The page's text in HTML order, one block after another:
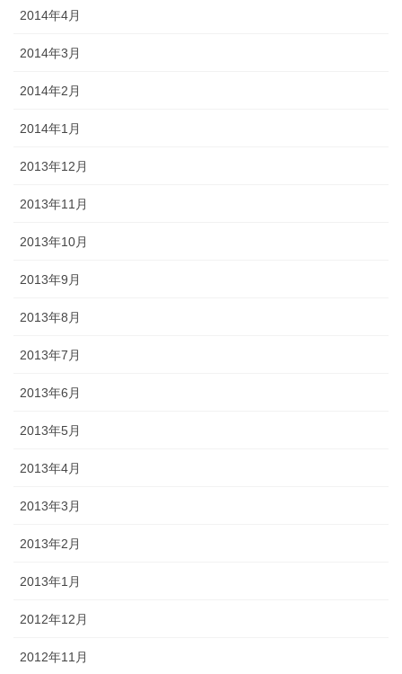
2014年4月
2014年3月
2014年2月
2014年1月
2013年12月
2013年11月
2013年10月
2013年9月
2013年8月
2013年7月
2013年6月
2013年5月
2013年4月
2013年3月
2013年2月
2013年1月
2012年12月
2012年11月